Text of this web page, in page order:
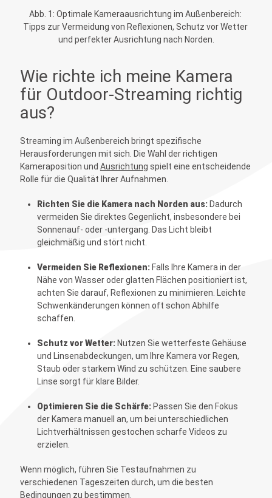
Abb. 1: Optimale Kameraausrichtung im Außenbereich:
Tipps zur Vermeidung von Reflexionen, Schutz vor Wetter
und perfekter Ausrichtung nach Norden.
Wie richte ich meine Kamera
für Outdoor-Streaming richtig
aus?
Streaming im Außenbereich bringt spezifische
Herausforderungen mit sich. Die Wahl der richtigen
Kameraposition und Ausrichtung spielt eine entscheidende
Rolle für die Qualität Ihrer Aufnahmen.
Richten Sie die Kamera nach Norden aus:Dadurch
vermeiden Sie direktes Gegenlicht, insbesondere bei
Sonnenauf- oder -untergang. Das Licht bleibt
gleichmäßig und stört nicht.
Vermeiden Sie Reflexionen:Falls Ihre Kamera in der
Nähe von Wasser oder glatten Flächen positioniert ist,
achten Sie darauf, Reflexionen zu minimieren. Leichte
Schwenkänderungen können oft schon Abhilfe
schaffen.
Schutz vor Wetter:Nutzen Sie wetterfeste Gehäuse
und Linsenabdeckungen, um Ihre Kamera vor Regen,
Staub oder starkem Wind zu schützen. Eine saubere
Linse sorgt für klare Bilder.
Optimieren Sie die Schärfe:Passen Sie den Fokus
der Kamera manuell an, um bei unterschiedlichen
Lichtverhältnissen gestochen scharfe Videos zu
erzielen.
Wenn möglich, führen Sie Testaufnahmen zu
verschiedenen Tageszeiten durch, um die besten
Bedingungen zu bestimmen.